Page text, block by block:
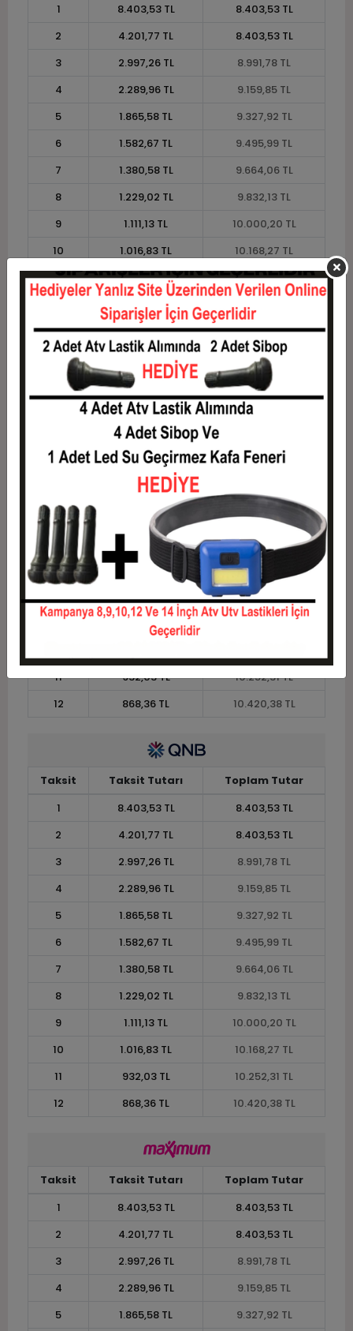
1
8.403,53 TL
8.403,53 TL
2
4.201,77 TL
8.403,53 TL
3
2.997,26 TL
8.991,78 TL
4
2.289,96 TL
9.159,85 TL
5
1.865,58 TL
9.327,92 TL
6
1.582,67 TL
9.495,99 TL
7
1.380,58 TL
9.664,06 TL
8
1.229,02 TL
9.832,13 TL
9
1.111,13 TL
10.000,20 TL
10
1.016,83 TL
10.168,27 TL
11
932,03 TL
10.252,31 TL
12
868,36 TL 10.420,38 TL
Taksit Taksit Tutarı
Toplam Tutar
8.403,53 TL
8.403,53 TL
4.201,77 TL
3
2.997,26 TL
8.991,78 TL
2.289,96 TL
5
1.865,58 TL
9.327,92 TL
6
1.582,67 TL
9.495,99 TL
7
1.380,58 TL
9.664,06 TL
8
1.229,02 TL
9.832,13 TL
1.111,13 TL
10.000,20 TL
11
932,03 TL
10.252,31 TL
12
868,36 TL 10.420,38 TL
Taksit Taksit Tutarı
Toplam Tutar
1
8.403,53 TL
8.403,53 TL
2
4.201,77 TL
8.403,53 TL
3
2.997,26 TL
8.991,78 TL
4
2.289,96 TL
9.159,85 TL
5
1.865,58 TL
9.327,92 TL
6
1.582,67 TL
9.495,99 TL
7
1.380,58 TL
9.664,06 TL
8
1.229,02 TL
9.832,13 TL
9
1.111,13 TL
10.000,20 TL
10
1.016,83 TL
10.168,27 TL
11
932,03 TL
10.252,31 TL
12
868,36 TL 10.420,38 TL
Taksit Taksit Tutarı
Toplam Tutar
1
8.403,53 TL
8.403,53 TL
2
4.201,77 TL
8.403,53 TL
3
2.997,26 TL
8.991,78 TL
4
2.289,96 TL
9.159,85 TL
5
1.865,58 TL 9.327,92 TL